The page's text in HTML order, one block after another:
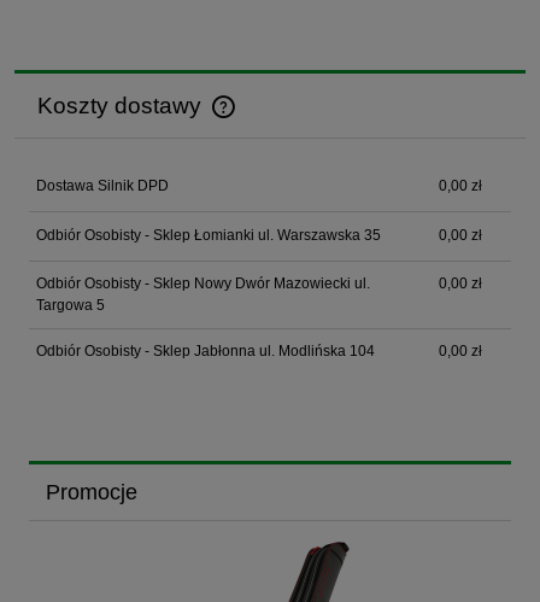
Koszty dostawy
Cena nie zawiera ewentualnych kosztów płatności
Dostawa Silnik DPD 0,00 zł
Odbiór Osobisty - Sklep Łomianki ul. Warszawska 35 0,00 zł
Odbiór Osobisty - Sklep Nowy Dwór Mazowiecki ul.
Targowa 5
0,00 zł
Odbiór Osobisty - Sklep Jabłonna ul. Modlińska 104 0,00 zł
Promocje